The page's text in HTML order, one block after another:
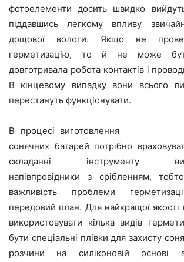
фотоелементи досить швидко
піддавшись легкому впливу
дощової вологи. Якщо не
герметизацію, то й не може
довготривала робота контактів і
В кінцевому випадку вони всього
перестануть функціонувати.
В процесі виготовлення
сонячних батарей потрібно
складанні інструменту
напівпровідники з срібленням,
важливість проблеми
передовий план. Для найкращої
використовувати кілька видів
бути спеціальні плівки для захисту
розчини на силіконовій основі